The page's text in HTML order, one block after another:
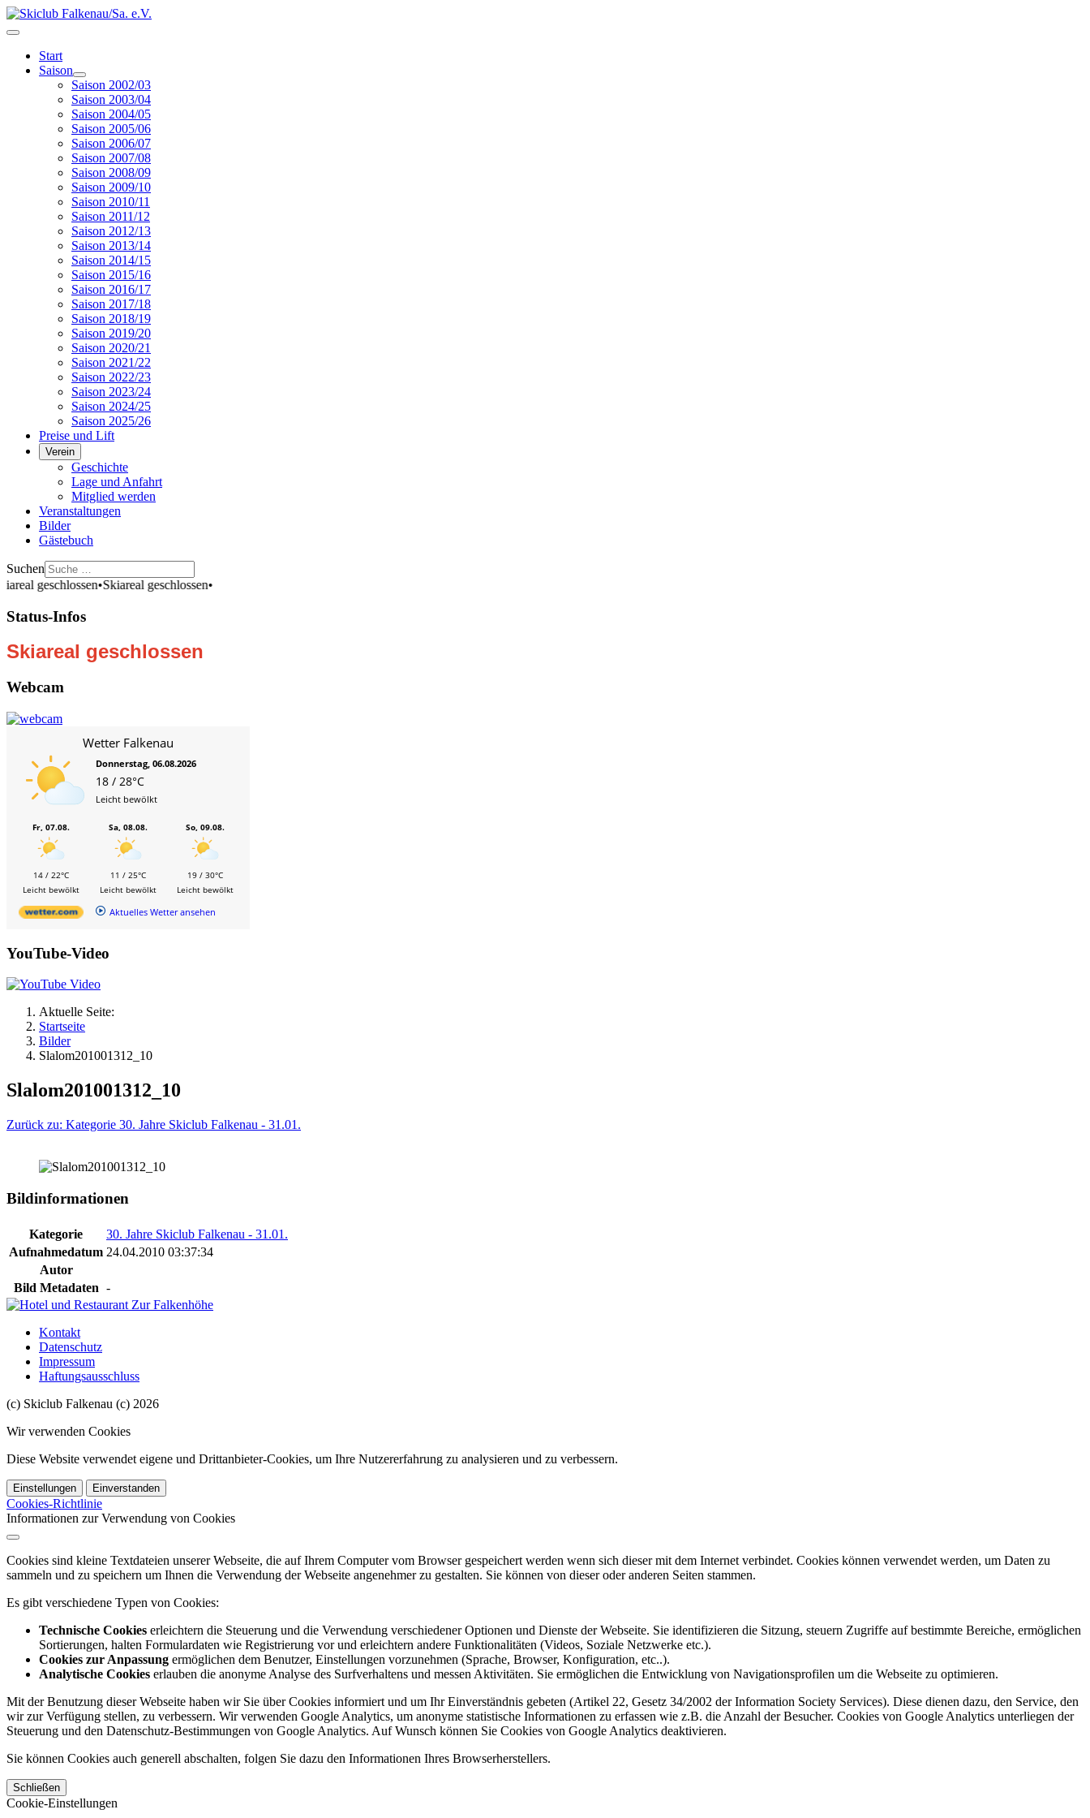
Start
Saison
Saison 2002/03
Saison 2003/04
Saison 2004/05
Saison 2005/06
Saison 2006/07
Saison 2007/08
Saison 2008/09
Saison 2009/10
Saison 2010/11
Saison 2011/12
Saison 2012/13
Saison 2013/14
Saison 2014/15
Saison 2015/16
Saison 2016/17
Saison 2017/18
Saison 2018/19
Saison 2019/20
Saison 2020/21
Saison 2021/22
Saison 2022/23
Saison 2023/24
Saison 2024/25
Saison 2025/26
Preise und Lift
Verein
Geschichte
Lage und Anfahrt
Mitglied werden
Veranstaltungen
Bilder
Gästebuch
Suchen
geschlossen•Skiareal geschlossen•
Status-Infos
Skiareal geschlossen
Webcam
Wetter Falkenau
Donnerstag, 06.08.2026
18 / 28°C
Leicht bewölkt
Fr, 07.08.
14 / 22°C
Leicht bewölkt
Sa, 08.08.
11 / 25°C
Leicht bewölkt
So, 09.08.
19 / 30°C
Leicht bewölkt
Aktuelles Wetter ansehen
YouTube-Video
Aktuelle Seite:
Startseite
Bilder
Slalom201001312_10
Slalom201001312_10
Zurück zu: Kategorie 30. Jahre Skiclub Falkenau - 31.01.
Bildinformationen
Kategorie
30. Jahre Skiclub Falkenau - 31.01.
Aufnahmedatum 24.04.2010 03:37:34
Autor
Bild Metadaten -
Kontakt
Datenschutz
Impressum
Haftungsausschluss
(c) Skiclub Falkenau (c) 2026
Wir verwenden Cookies
Diese Website verwendet eigene und Drittanbieter-Cookies, um Ihre Nutzererfahrung zu analysieren und zu verbessern.
Einstellungen Einverstanden
Cookies-Richtlinie
Informationen zur Verwendung von Cookies
Cookies sind kleine Textdateien unserer Webseite, die auf Ihrem Computer vom Browser gespeichert werden wenn sich dieser mit dem Internet verbindet. Cookies können verwendet werden, um Daten zu
sammeln und zu speichern um Ihnen die Verwendung der Webseite angenehmer zu gestalten. Sie können von dieser oder anderen Seiten stammen.
Es gibt verschiedene Typen von Cookies:
Technische Cookies erleichtern die Steuerung und die Verwendung verschiedener Optionen und Dienste der Webseite. Sie identifizieren die Sitzung, steuern Zugriffe auf bestimmte Bereiche, ermöglichen
Sortierungen, halten Formulardaten wie Registrierung vor und erleichtern andere Funktionalitäten (Videos, Soziale Netzwerke etc.).
Cookies zur Anpassung ermöglichen dem Benutzer, Einstellungen vorzunehmen (Sprache, Browser, Konfiguration, etc..).
Analytische Cookies erlauben die anonyme Analyse des Surfverhaltens und messen Aktivitäten. Sie ermöglichen die Entwicklung von Navigationsprofilen um die Webseite zu optimieren.
Mit der Benutzung dieser Webseite haben wir Sie über Cookies informiert und um Ihr Einverständnis gebeten (Artikel 22, Gesetz 34/2002 der Information Society Services). Diese dienen dazu, den Service, den
wir zur Verfügung stellen, zu verbessern. Wir verwenden Google Analytics, um anonyme statistische Informationen zu erfassen wie z.B. die Anzahl der Besucher. Cookies von Google Analytics unterliegen der
Steuerung und den Datenschutz-Bestimmungen von Google Analytics. Auf Wunsch können Sie Cookies von Google Analytics deaktivieren.
Sie können Cookies auch generell abschalten, folgen Sie dazu den Informationen Ihres Browserherstellers.
Schließen
Cookie-Einstellungen